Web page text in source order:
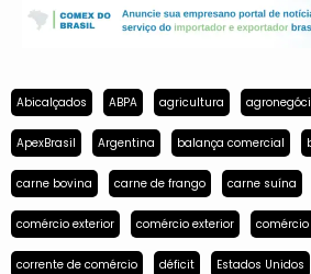
Abicalçados ABPA agricultura
ApexBrasil Argentina balança comercial
carne bovina carne de frango carne suína
comércio exterior comércio exterior comércio
corrente de comércio déficit Estados Unidos